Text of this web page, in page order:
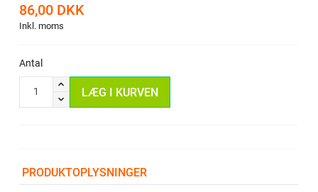
86,00 DKK
Inkl. moms
Antal
LÆG I KURVEN
PRODUKTOPLYSNINGER